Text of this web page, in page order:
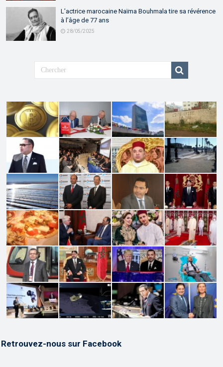
L’actrice marocaine Naïma Bouhmala tire sa révérence
à l’âge de 77 ans
28/05/2025
Retrouvez-nous sur Facebook